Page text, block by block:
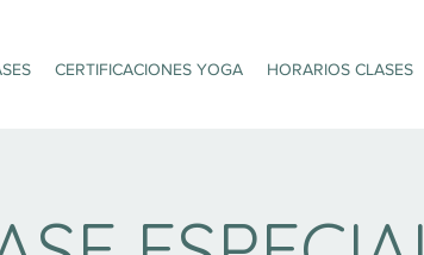
CERTIFICACIONES YOGA HORARIOS CLASES